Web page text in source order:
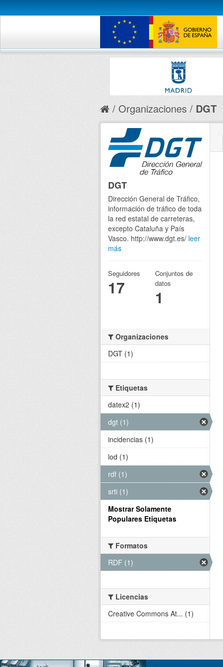
Organizaciones DGT
DGT
Dirección General de Tráfico,
información de tráfico de toda
la red estatal de carreteras,
excepto Cataluña y País
Vasco. http://www.dgt.es/ leer
más
Seguidores
17
Conjuntos de
datos
1
Organizaciones
DGT (1)
Etiquetas
datex2 (1)
dgt (1)
incidencias (1)
lod (1)
rdf (1)
srti (1)
Mostrar Solamente
Populares Etiquetas
Formatos
RDF (1)
Licencias
Creative Commons At... (1)